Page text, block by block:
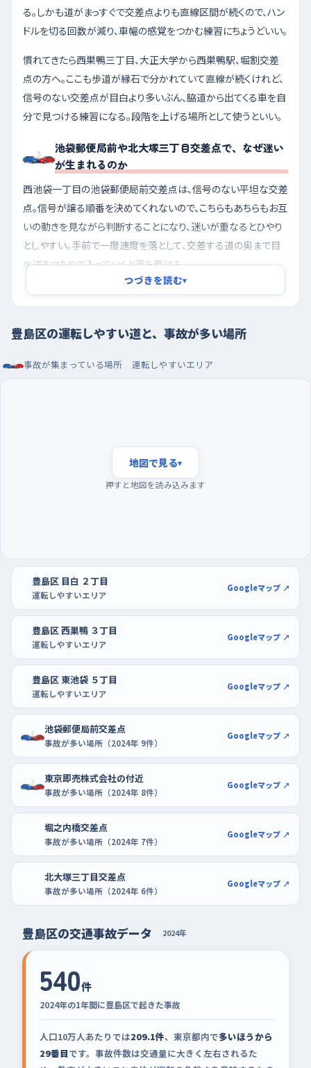
る。しかも道がまっすぐで交差点よりも直線区間が続くので、ハン
ドルを切る回数が減り、車幅の感覚をつかむ練習にちょうどいい。
慣れてきたら西巣鴨三丁目、大正大学から西巣鴨駅、堀割交差
点の方へ。ここも歩道が縁石で分かれていて直線が続くけれど、
信号のない交差点が目白より多いぶん、脇道から出てくる車を自
分で見つける練習になる。段階を上げる場所として使うといい。
池袋郵便局前や北大塚三丁目交差点で、なぜ迷い
が生まれるのか
西池袋一丁目の池袋郵便局前交差点は、信号のない平坦な交差
点。信号が譲る順番を決めてくれないので、こちらもあちらもお互
いの動きを見ながら判断することになり、迷いが重なるとひやり
としやすい。手前で一度速度を落として、交差する道の奥まで目
を送るつもりで入っていくと落ち着ける。
上池袋一丁目の北大塚三丁目交差点あたりは、南東のしなのや
るやかに下っている。下りは思ったより速度が乗るうえ、店に出入
ーキで速度をつくっておくと余裕が生まれる。東池袋二丁目の堀
朝の早い時間に走り、屋内駐車場で切り返しを覚える
練習に向くのは朝の早い時間帯。昼前になるほど街全体の車と
駐車の練習は、池袋のキュープラザ池袋の駐車場が使いやすい。
屋内で区画がはっきりしていて、入庫から切り返しまでを一通り
試せる。もう少し広い場所で繰り返したいなら、サンシャインシテ
ィアルパの駐車場へ。どちらも空いている午前の早い時間に入る
と、後ろの車を気にせず何度でもやり直せる。
つづきを読む▾
豊島区の運転しやすい道と、事故が多い場所
事故が集まっている場所 運転しやすいエリア
地図で見る▾
押すと地図を読み込みます
豊島区 目白 ２丁目
運転しやすいエリア
Googleマップ ↗
豊島区 西巣鴨 ３丁目
運転しやすいエリア
Googleマップ ↗
豊島区 東池袋 ５丁目
運転しやすいエリア
Googleマップ ↗
池袋郵便局前交差点
事故が多い場所（2024年 9件）
Googleマップ ↗
東京即売株式会社の付近
事故が多い場所（2024年 8件）
Googleマップ ↗
堀之内橋交差点
事故が多い場所（2024年 7件）
Googleマップ ↗
北大塚三丁目交差点
事故が多い場所（2024年 6件）
Googleマップ ↗
豊島区の交通事故データ 2024年
540件
2024年の1年間に豊島区で起きた事故
人口10万人あたりでは209.1件、東京都内で多いほうから
29番目です。事故件数は交通量に大きく左右されるた